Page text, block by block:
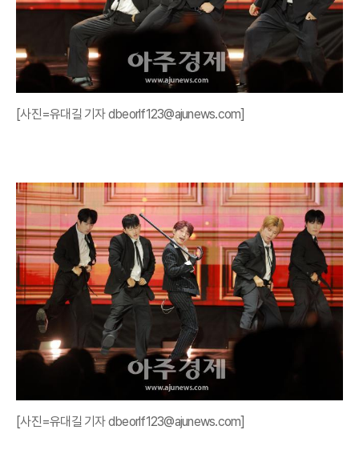
[사진=유대길 기자 dbeorlf123@ajunews.com]
[사진=유대길 기자 dbeorlf123@ajunews.com]